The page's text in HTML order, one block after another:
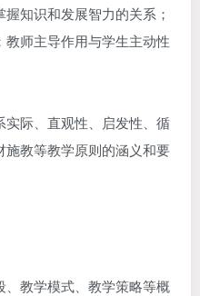
知识和发展智力的关系；
师主导作用与学生主动性
际、直观性、启发性、循
施教等教学原则的涵义和要
教学模式、教学策略等概